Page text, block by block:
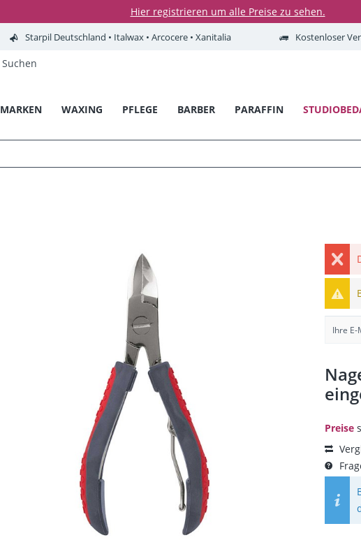
Hier registrieren um alle Preise zu sehen.
Starpil Deutschland • Italwax • Arcocere • Xanitalia Kostenloser
Suchen
MARKEN WAXING PFLEGE BARBER PARAFFIN
Preise